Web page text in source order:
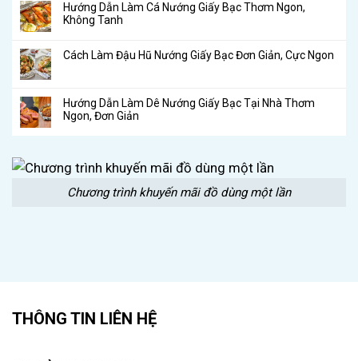
Hướng Dẫn Làm Cá Nướng Giấy Bạc Thơm Ngon,
Không Tanh
Cách Làm Đậu Hũ Nướng Giấy Bạc Đơn Giản, Cực Ngon
Hướng Dẫn Làm Dê Nướng Giấy Bạc Tại Nhà Thơm
Ngon, Đơn Giản
Chương trình khuyến mãi đồ dùng một lần
THÔNG TIN LIÊN HỆ